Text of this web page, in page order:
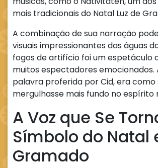
mais tradicionais do Natal Luz de
A combinação de sua narração
visuais impressionantes das águas
fogos de artifício foi um espetáculo
muitos espectadores emocionados.
palavra proferida por Cid, era como
mergulhasse mais fundo no espírito
A Voz que Se
Símbolo do Natal
Gramado